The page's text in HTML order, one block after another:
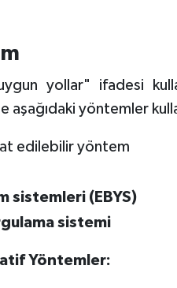
yollar" ifadesi
aşağıdaki yöntemler
edilebilir yöntem
sistemleri (EBYS)
sistemi
Yöntemler: